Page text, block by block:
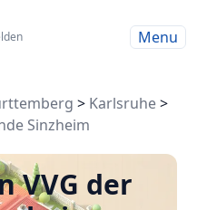
Menu
> Karlsruhe>
Sinzheim
VVG der